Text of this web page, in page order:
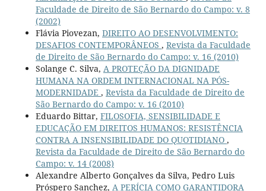
Faculdade de Direito de São Bernardo do Campo: v. 8
(2002)
Flávia Piovezan, DIREITO AO DESENVOLVIMENTO:
DESAFIOS CONTEMPORÂNEOS , Revista da Faculdade
de Direito de São Bernardo do Campo: v. 16 (2010)
Solange C. Silva, A PROTEÇÃO DA DIGNIDADE
HUMANA NA ORDEM INTERNACIONAL NA PÓS-
MODERNIDADE , Revista da Faculdade de Direito de
São Bernardo do Campo: v. 16 (2010)
Eduardo Bittar, FILOSOFIA, SENSIBILIDADE E
EDUCAÇÃO EM DIREITOS HUMANOS: RESISTÊNCIA
CONTRA A INSENSIBILIDADE DO QUOTIDIANO ,
Revista da Faculdade de Direito de São Bernardo do
Campo: v. 14 (2008)
Alexandre Alberto Gonçalves da Silva, Pedro Luis
Próspero Sanchez, A PERÍCIA COMO GARANTIDORA